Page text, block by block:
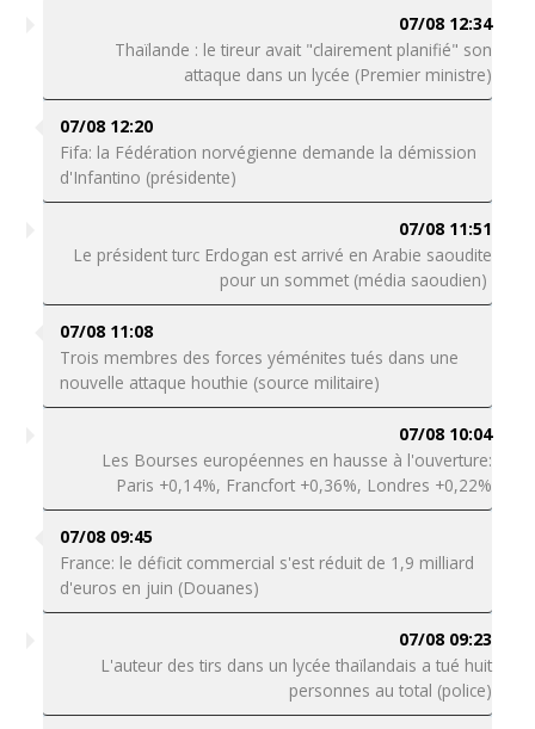
07/08 12:34
Thaïlande : le tireur avait "clairement planifié" son
attaque dans un lycée (Premier ministre)
07/08 12:20
Fifa: la Fédération norvégienne demande la démission
d'Infantino (présidente)
07/08 11:51
Le président turc Erdogan est arrivé en Arabie saoudite
pour un sommet (média saoudien)
07/08 11:08
Trois membres des forces yéménites tués dans une
nouvelle attaque houthie (source militaire)
07/08 10:04
Les Bourses européennes en hausse à l'ouverture:
Paris +0,14%, Francfort +0,36%, Londres +0,22%
07/08 09:45
France: le déficit commercial s'est réduit de 1,9 milliard
d'euros en juin (Douanes)
07/08 09:23
L'auteur des tirs dans un lycée thaïlandais a tué huit
personnes au total (police)